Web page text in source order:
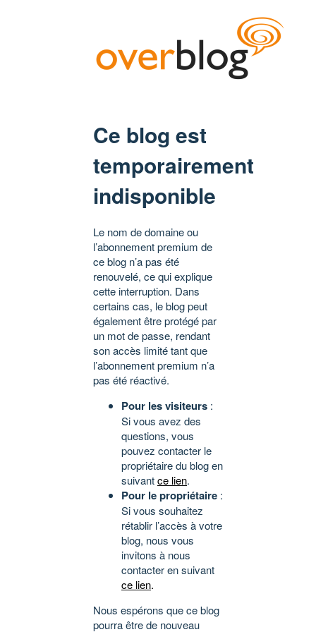
Ce blog est
temporairement
indisponible
Le nom de domaine ou
l’abonnement premium de
ce blog n’a pas été
renouvelé, ce qui explique
cette interruption. Dans
certains cas, le blog peut
également être protégé par
un mot de passe, rendant
son accès limité tant que
l’abonnement premium n’a
pas été réactivé.
Pour les visiteurs :
Si vous avez des
questions, vous
pouvez contacter le
propriétaire du blog en
suivantce lien.
Pour le propriétaire :
Si vous souhaitez
rétablir l’accès à votre
blog, nous vous
invitons à nous
contacter en suivant
ce lien.
Nous espérons que ce blog
pourra être de nouveau